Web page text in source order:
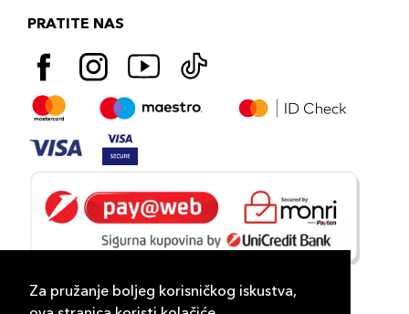
Za pružanje boljeg korisničkog iskustva,
PRATITE NAS